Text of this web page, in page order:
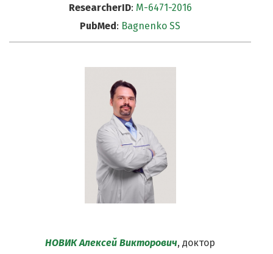
ResearcherID: M-6471-2016
PubMed: Bagnenko SS
НОВИК Алексей Викторович, доктор